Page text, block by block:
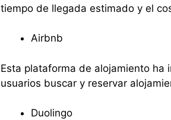
tiempo de llegada estimado y el
Airbnb
Esta plataforma de alojamiento
usuarios buscar y reservar
Duolingo